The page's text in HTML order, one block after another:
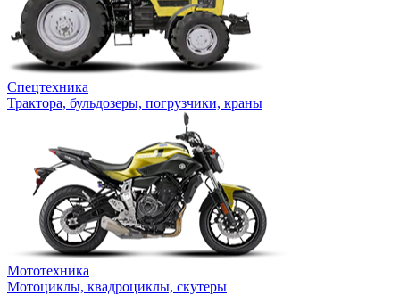
Спецтехника
Трактора, бульдозеры, погрузчики, краны
Мототехника
Мотоциклы, квадроциклы, скутеры